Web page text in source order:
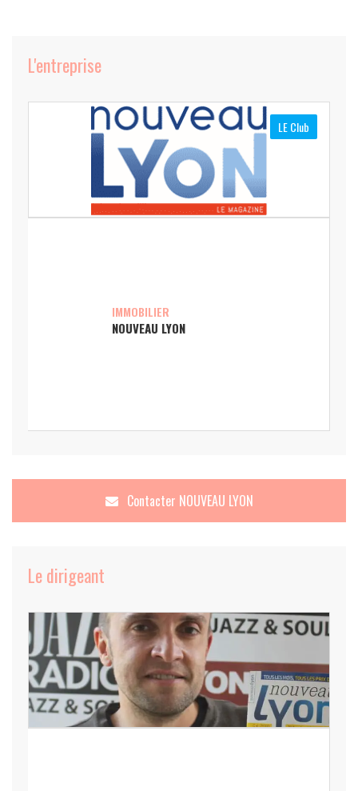
L'entreprise
LE Club
IMMOBILIER
NOUVEAU LYON
Contacter NOUVEAU LYON
Le dirigeant